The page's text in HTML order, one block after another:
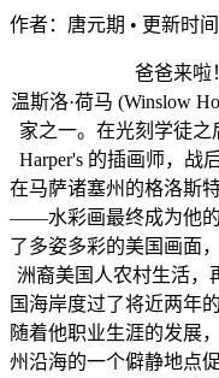
作者： 唐元期 • 更新时
爸爸来啦
温斯洛·荷马 (Winslow
家之一。在光刻学徒
Harper's 的插画师，战
在马萨诸塞州的格洛斯
——水彩画最终成为他的
了多姿多彩的美国画面
洲裔美国人农村生活，
国海岸度过了将近两年
随着他职业生涯的发展
州沿海的一个僻静地点